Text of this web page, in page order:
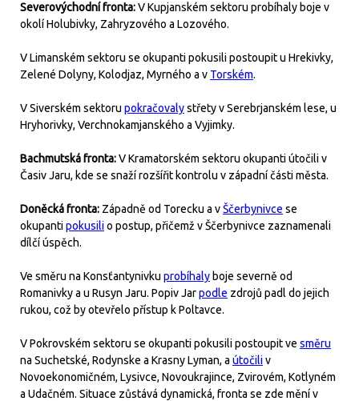
Severovýchodní fronta:V Kupjanském sektoru probíhaly boje v
okolí Holubivky, Zahryzového a Lozového.
V Limanském sektoru se okupanti pokusili postoupit u Hrekivky,
Zelené Dolyny, Kolodjaz, Myrného a v Torském.
V Siverském sektoru pokračovalystřety v Serebrjanském lese, u
Hryhorivky, Verchnokamjanského a Vyjimky.
Bachmutská fronta:V Kramatorském sektoru okupanti útočili v
Časiv Jaru, kde se snaží rozšířit kontrolu v západní části města.
Doněcká fronta: Západně od Torecku a vŠčerbynivce se
okupantipokusilio postup, přičemž v Ščerbynivce zaznamenali
dílčí úspěch.
Ve směru na Konsťantynivku probíhaly boje severně od
Romanivky a u Rusyn Jaru. Popiv Jarpodle zdrojů padl do jejich
rukou, což by otevřelo přístup k Poltavce.
V Pokrovském sektoru se okupanti pokusili postoupit ve směru
na Suchetské, Rodynske a Krasny Lyman, a útočiliv
Novoekonomičném, Lysivce, Novoukrajince, Zvirovém, Kotlyném
a Udačném. Situace zůstává dynamická, fronta se zde mění v